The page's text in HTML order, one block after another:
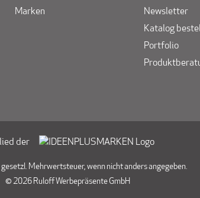
Marken
Newsletter
Katalog
Portfolio
der
Mehrwertsteuer, wenn nicht anders angegeben.
© 2026 Ruloff Werbepräsente GmbH